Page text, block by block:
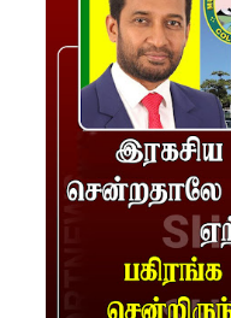
தொடர்பா?
அரசாங்க
சாடிய
குறைபாடு